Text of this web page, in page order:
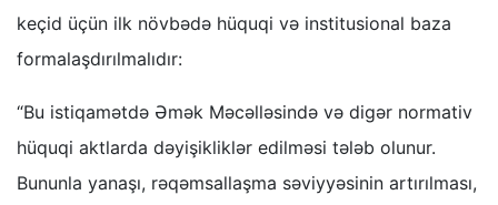
keçid üçün ilk növbədə hüquqi və institusional baza
formalaşdırılmalıdır:
“Bu istiqamətdə Əmək Məcəlləsində və digər normativ
hüquqi aktlarda dəyişikliklər edilməsi tələb olunur.
Bununla yanaşı, rəqəmsallaşma səviyyəsinin artırılması,